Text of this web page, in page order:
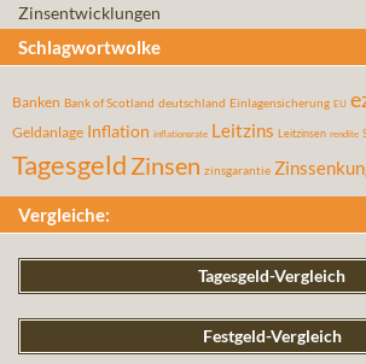
Zinsentwicklungen
Schlagwortwolke
Banken Bank of Scotland deutschland Einlagensicherung EU
Geldanlage Inflation inflationsrate Leitzins Leitzinsen rendite
Tagesgeld Zinsen zinsgarantie
Vergleiche:
Tagesgeld-Vergleich
Festgeld-Vergleich